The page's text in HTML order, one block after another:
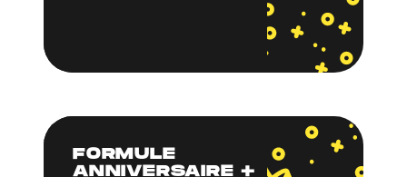
FORMULE
ANNIVERSAIRE +